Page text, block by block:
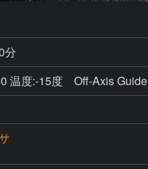
分
温度:-15度 Off-Axis Guide